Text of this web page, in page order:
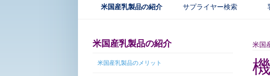
米国産乳製品の紹介 サプライヤー検索
米国産乳製品の紹介
米国産乳製品のメリット
米国